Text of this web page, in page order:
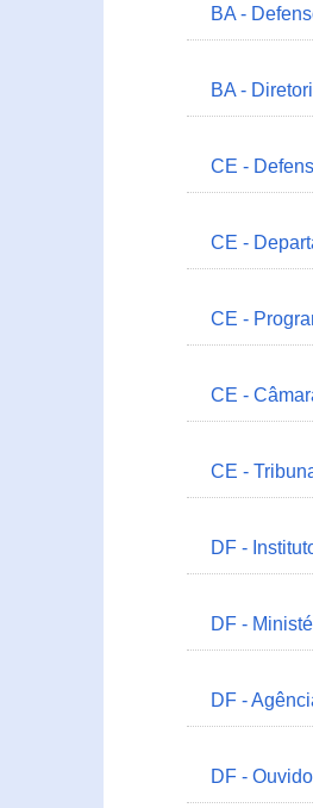
BA -
BA -
CE -
CE -
CE -
CE -
CE -
DF -
DF -
DF -
DF -